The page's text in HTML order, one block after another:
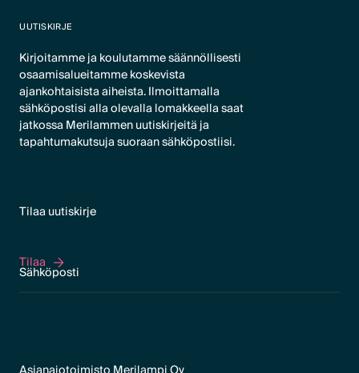
UUTISKIRJE
Kirjoitamme ja koulutamme säännöllisesti
osaamisalueitamme koskevista
ajankohtaisista aiheista. Ilmoittamalla
sähköpostisi alla olevalla lomakkeella saat
jatkossa Merilammen uutiskirjeitä ja
tapahtumakutsuja suoraan sähköpostiisi.
Tilaa uutiskirje
Tilaa
Tilaa